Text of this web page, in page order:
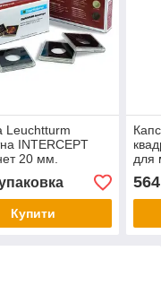
Leuchtturm
INTERCEPT
20 мм.
Купити
для
564